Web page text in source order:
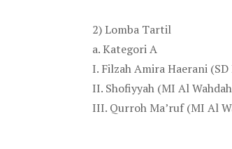
2) Lomba Tartil
a. Kategori A
I. Filzah Amira Haerani
II. Shofiyyah (MI Al
III. Qurroh Ma’ruf (MI Al